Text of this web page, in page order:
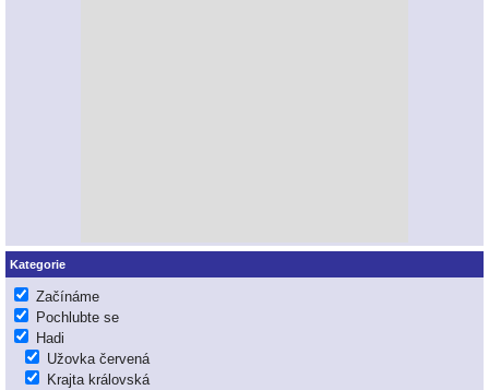
Kategorie
Začínáme
Pochlubte se
Hadi
Užovka červená
Krajta královská